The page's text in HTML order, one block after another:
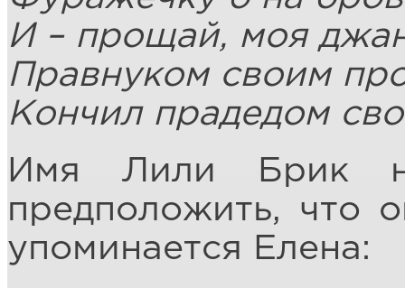
И – прощай, моя
Правнуком своим
Кончил прадедом
Имя Лили Брик
предположить, что
упоминается Елена: